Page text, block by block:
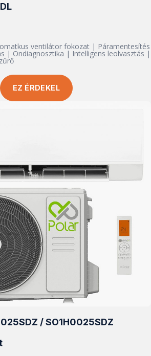
ventilátor fokozat | Páramentesítés
| Öndiagnosztika | Intelligens leolvasztás |
EZ ÉRDEKEL
/ SO1H0025SDZ